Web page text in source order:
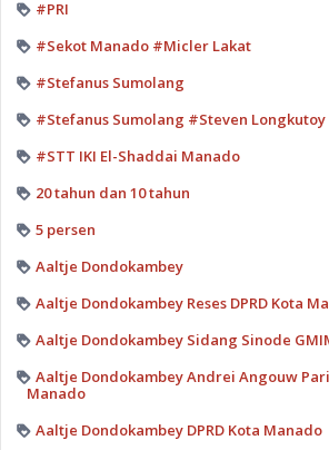
#PRI
#Sekot Manado #Micler Lakat
#Stefanus Sumolang
#Stefanus Sumolang #Steven
#STT IKI El-Shaddai Manado
20 tahun dan 10 tahun
5 persen
Aaltje Dondokambey
Aaltje Dondokambey Reses DPRD Kota
Aaltje Dondokambey Sidang Sinode
Aaltje Dondokambey Andrei Angouw
Manado
Aaltje Dondokambey DPRD Kota Manado